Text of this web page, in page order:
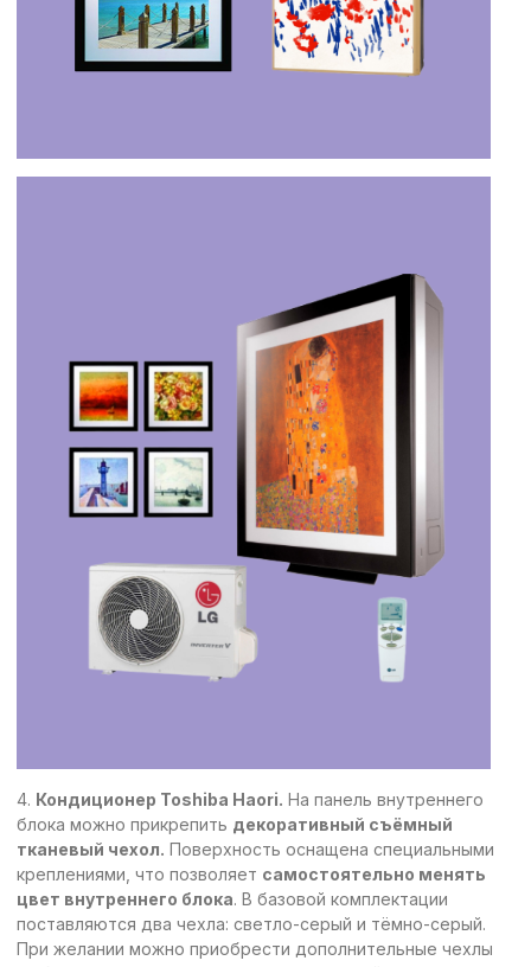
4. Кондиционер Toshiba Haori. На панель внутреннего
блока можно прикрепить декоративный съёмный
тканевый чехол. Поверхность оснащена специальными
креплениями, что позволяет самостоятельно менять
цвет внутреннего блока. В базовой комплектации
поставляются два чехла: светло-серый и тёмно-серый.
При желании можно приобрести дополнительные чехлы